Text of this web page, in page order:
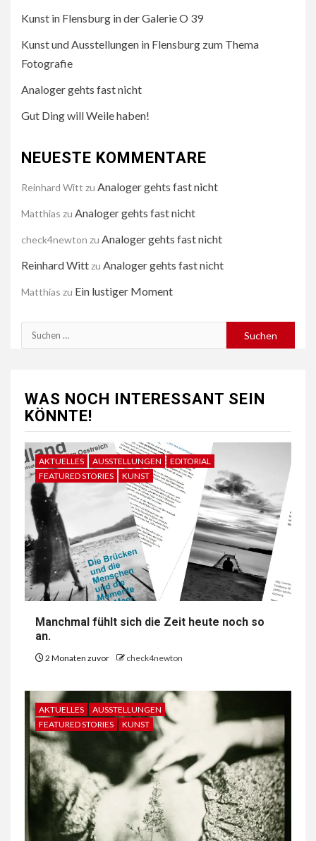
Kunst in Flensburg in der Galerie O 39
Kunst und Ausstellungen in Flensburg zum Thema
Fotografie
Analoger gehts fast nicht
Gut Ding will Weile haben!
NEUESTE KOMMENTARE
Reinhard Witt zu Analoger gehts fast nicht
Matthias zu Analoger gehts fast nicht
check4newton zu Analoger gehts fast nicht
Reinhard Wittzu Analoger gehts fast nicht
Matthias zu Ein lustiger Moment
Suchen
nach:
WAS NOCH INTERESSANT SEIN
KÖNNTE!
AKTUELLES AUSSTELLUNGEN
EDITORIAL
FEATURED STORIES
KUNST
Manchmal fühlt sich die Zeit heute noch so
an.
2 Monaten zuvor check4newton
AKTUELLES
AUSSTELLUNGEN
FEATURED STORIES
KUNST